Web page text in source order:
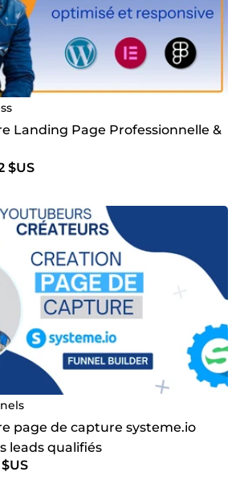
Landing Page Professionnelle &
$US
page de capture systeme.io
leads qualifiés